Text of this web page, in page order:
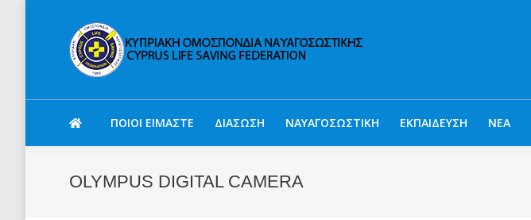
ΠΟΙΟΙ ΕΙΜΑΣΤΕ ΔΙΑΣΩΣΗ ΝΑΥΑΓΟΣΩΣΤΙΚΗ ΕΚΠΑΙΔΕΥΣΗ ΝΕΑ
OLYMPUS DIGITAL CAMERA